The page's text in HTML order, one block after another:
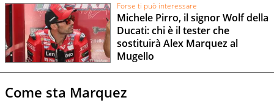
Forse ti può interessare
Michele Pirro, il signor Wolf della
Ducati: chi è il tester che
sostituirà Alex Marquez al
Mugello
Come sta Marquez